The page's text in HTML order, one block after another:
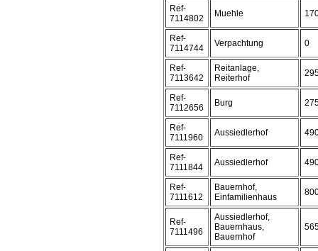
Ref-
7114802
Muehle
Ref-
7114744
Verpachtung 0
Ref-
7113642
Reitanlage,
Reiterhof
Ref-
7112656
Burg
Ref-
7111960
Aussiedlerhof
Ref-
7111844
Aussiedlerhof
Ref-
7111612
Bauernhof,
Einfamilienhaus
Ref-
7111496
Aussiedlerhof,
Bauernhaus,
Bauernhof